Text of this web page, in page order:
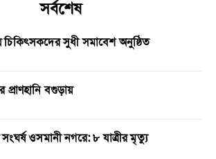
সর্বশেষ
সুধী সমাবেশ অনুষ্ঠিত
প্রাণহানি বগুড়ায়
ওসমানী নগরে: ৮ যাত্রীর মৃত্যু